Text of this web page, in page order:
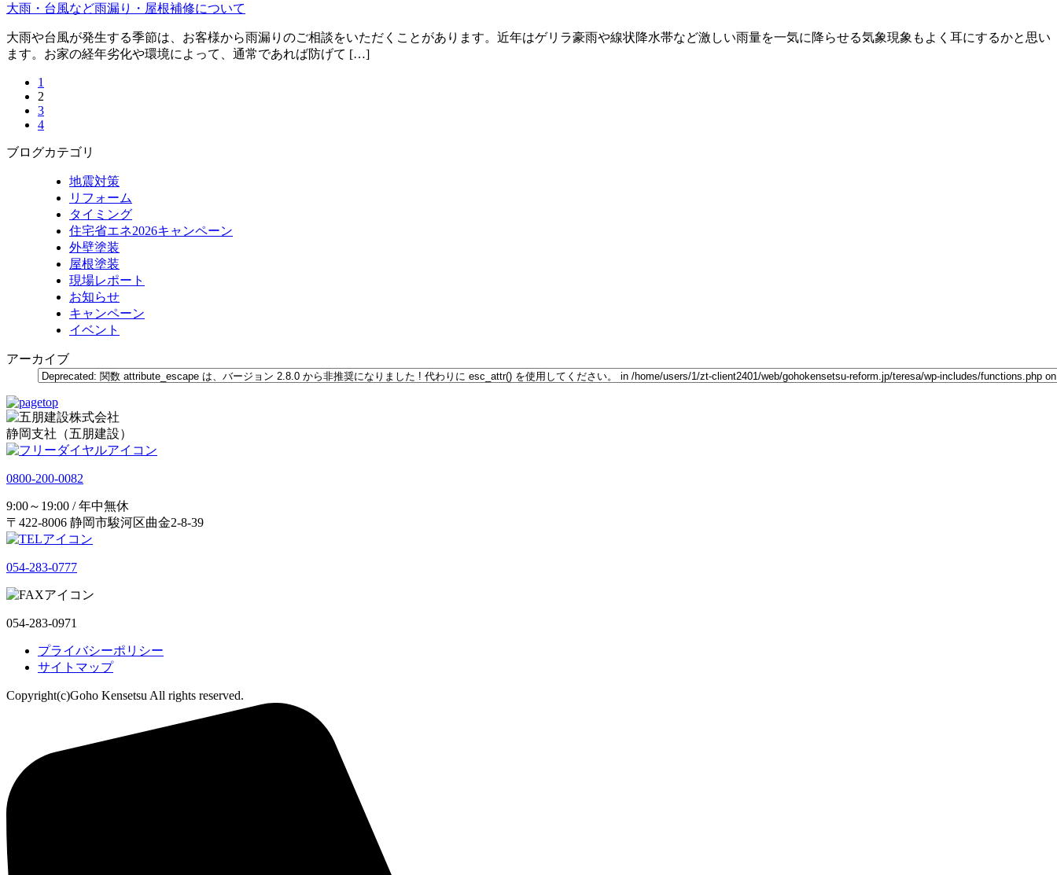
大雨・台風など雨漏り・屋根補修について
大雨や台風が発生する季節は、お客様から雨漏りのご相談をいただくことがあります。近年はゲリラ豪雨や線状降水帯など激しい雨量を一気に降らせる気象現象もよく耳にするかと思い
ます。お家の経年劣化や環境によって、通常であれば防げて […]
1
2
3
4
ブログカテゴリ
地震対策
リフォーム
タイミング
住宅省エネ2026キャンペーン
外壁塗装
屋根塗装
現場レポート
お知らせ
キャンペーン
イベント
アーカイブ
静岡支社（五朋建設）
0800-200-0082
9:00～19:00 / 年中無休
〒422-8006 静岡市駿河区曲金2-8-39
054-283-0777
054-283-0971
プライバシーポリシー
サイトマップ
Copyright(c)Goho Kensetsu All rights reserved.